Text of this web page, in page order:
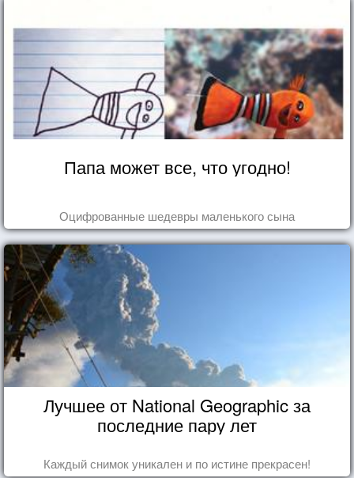
Папа может все, что угодно!
Оцифрованные шедевры маленького сына
Лучшее от National Geographic за
последние пару лет
Каждый снимок уникален и по истине прекрасен!